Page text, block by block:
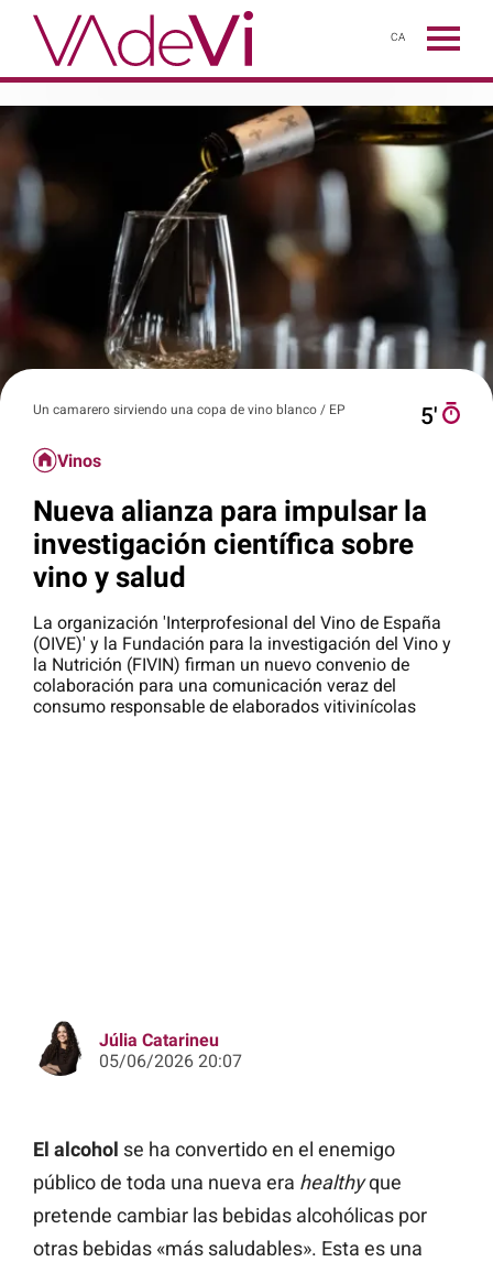
CA
Un camarero sirviendo una copa de vino blanco / EP 5′
Vinos
Nueva alianza para impulsar la
investigación científica sobre
vino y salud
La organización 'Interprofesional del Vino de España
(OIVE)' y la Fundación para la investigación del Vino y
la Nutrición (FIVIN) firman un nuevo convenio de
colaboración para una comunicación veraz del
consumo responsable de elaborados vitivinícolas
Júlia Catarineu
05/06/2026 20:07
El alcohol se ha convertido en el enemigo
público de toda una nueva era healthyque
pretende cambiar las bebidas alcohólicas por
otras bebidas «más saludables». Esta es una